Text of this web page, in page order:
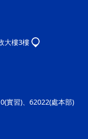
大樓3樓
實習)、62022(處本部)